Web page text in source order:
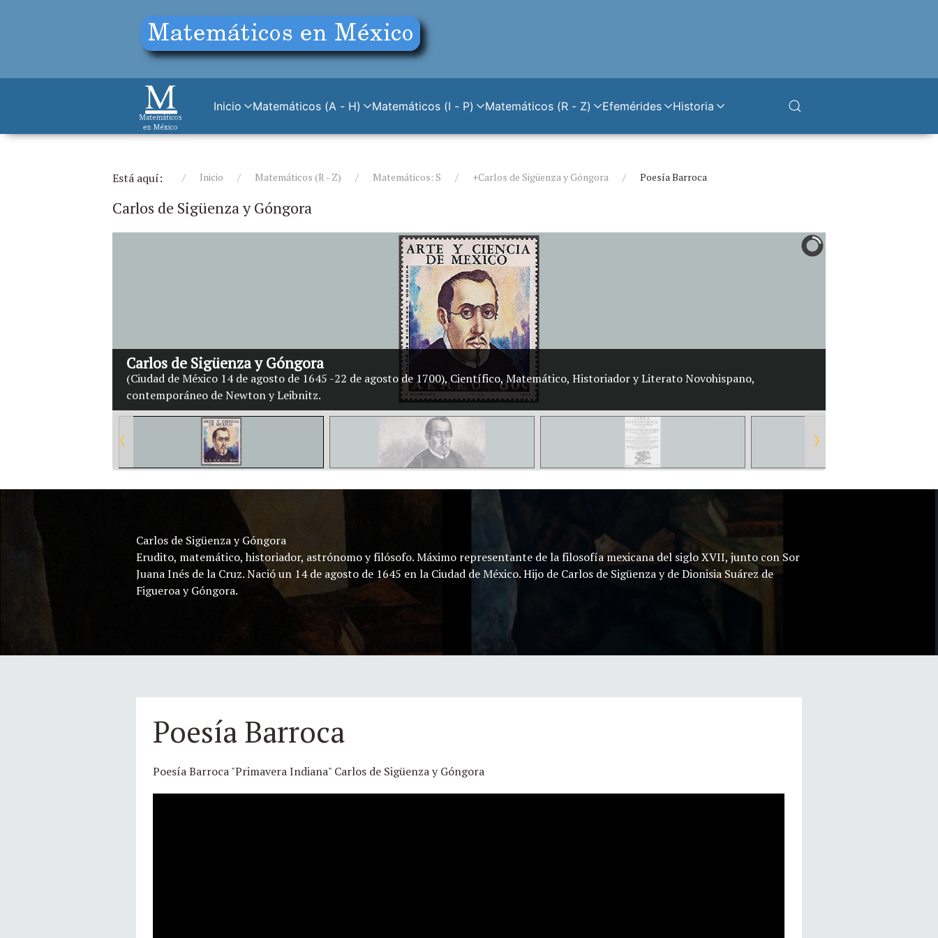
Inicio Matemáticos (A - H) Matemáticos (I - P) Matemáticos (R - Z) Efemérides Historia
Está aquí: Inicio Matemáticos (R - Z) Matemáticos: S +Carlos de Sigüenza y Góngora Poesía Barroca
Carlos de Sigüenza y Góngora
Carlos de Sigüenza y Góngora
(Ciudad de México 14 de agosto de 1645 -22 de agosto de 1700), Científico, Matemático, Historiador y Literato Novohispano,
contemporáneo de Newton y Leibnitz.
Carlos de Sigüenza y Góngora
Erudito, matemático, historiador, astrónomo y filósofo. Máximo representante de la filosofía mexicana del siglo XVII, junto con Sor
Juana Inés de la Cruz. Nació un 14 de agosto de 1645 en la Ciudad de México. Hijo de Carlos de Sigüenza y de Dionisia Suárez de
Figueroa y Góngora.
Poesía Barroca
Poesía Barroca "Primavera Indiana" Carlos de Sigüenza y Góngora